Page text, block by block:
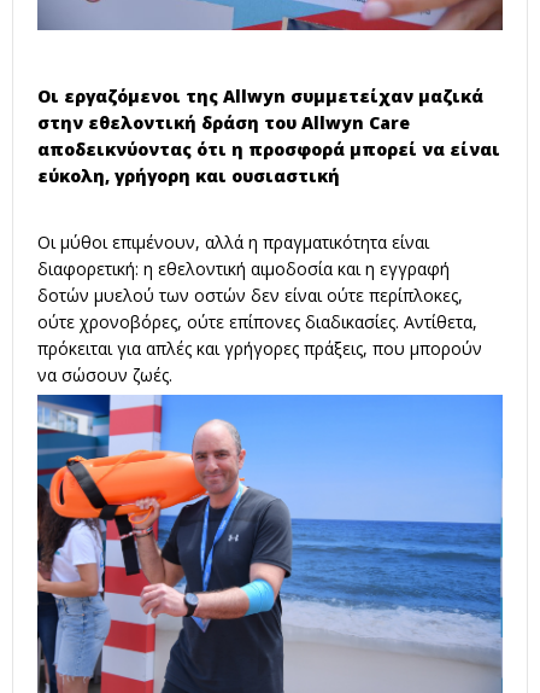
Οι εργαζόμενοι της Allwyn συμμετείχαν μαζικά
στην εθελοντική δράση του Allwyn Care
αποδεικνύοντας ότι η προσφορά μπορεί να είναι
εύκολη, γρήγορη και ουσιαστική
Οι μύθοι επιμένουν, αλλά η πραγματικότητα είναι
διαφορετική: η εθελοντική αιμοδοσία και η εγγραφή
δοτών μυελού των οστών δεν είναι ούτε περίπλοκες,
ούτε χρονοβόρες, ούτε επίπονες διαδικασίες. Αντίθετα,
πρόκειται για απλές και γρήγορες πράξεις, που μπορούν
να σώσουν ζωές.